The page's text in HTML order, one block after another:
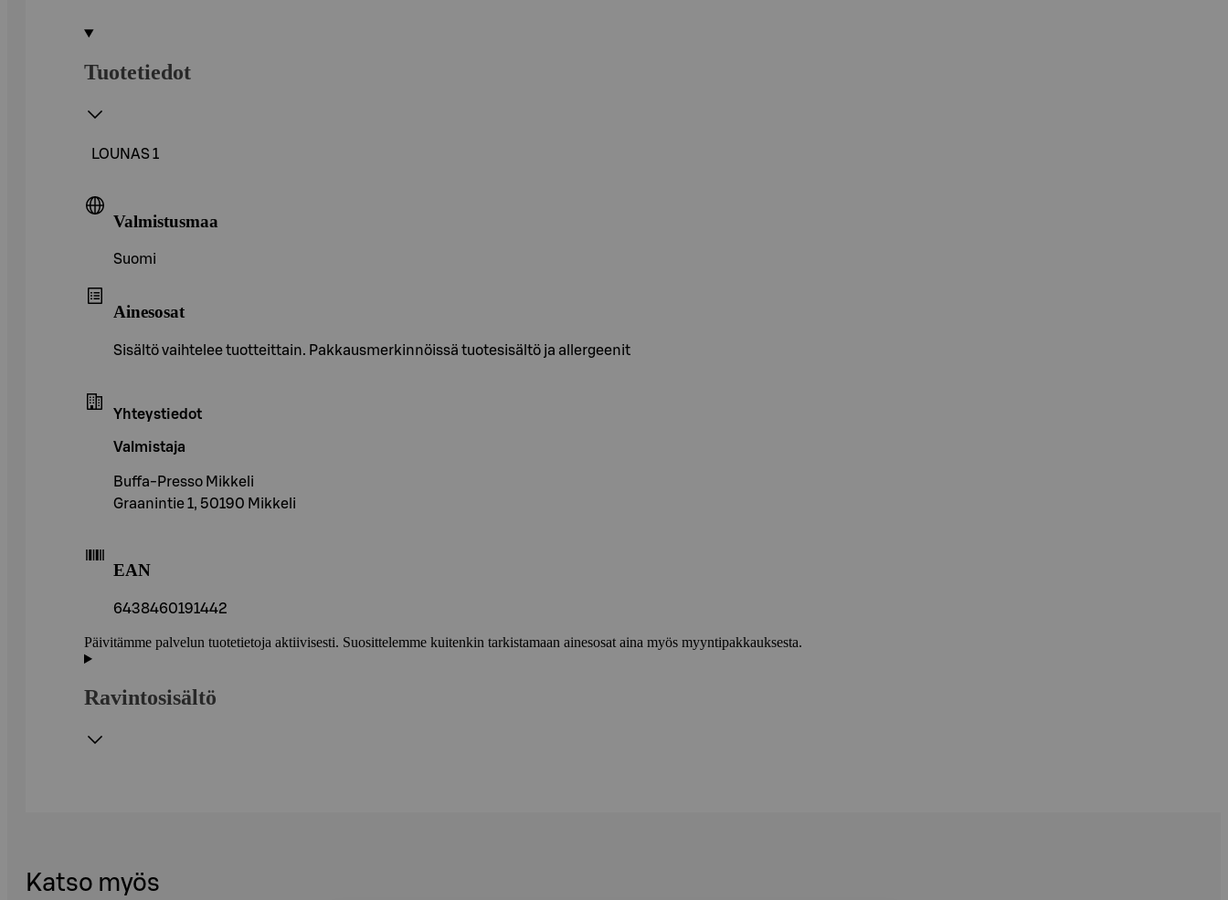
Tuotetiedot
LOUNAS 1
Valmistusmaa
Suomi
Ainesosat
Sisältö vaihtelee tuotteittain. Pakkausmerkinnöissä tuotesisältö ja allergeenit
Yhteystiedot
Valmistaja
Buffa-Presso Mikkeli
Graanintie 1, 50190 Mikkeli
EAN
6438460191442
Päivitämme palvelun tuotetietoja aktiivisesti. Suosittelemme kuitenkin tarkistamaan ainesosat aina myös myyntipakkauksesta.
Ravintosisältö
Katso myös